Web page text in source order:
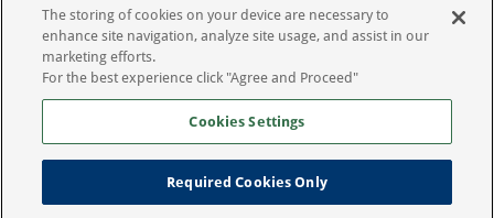
CATNEY ONE EN LA COMIDA DE MI
GATO?
The storing of cookies on your device are necessary to
enhance site navigation, analyze site usage, and assist in our
marketing efforts.
For the best experience click "Agree and Proceed"
Cookies Settings
Required Cookies Only